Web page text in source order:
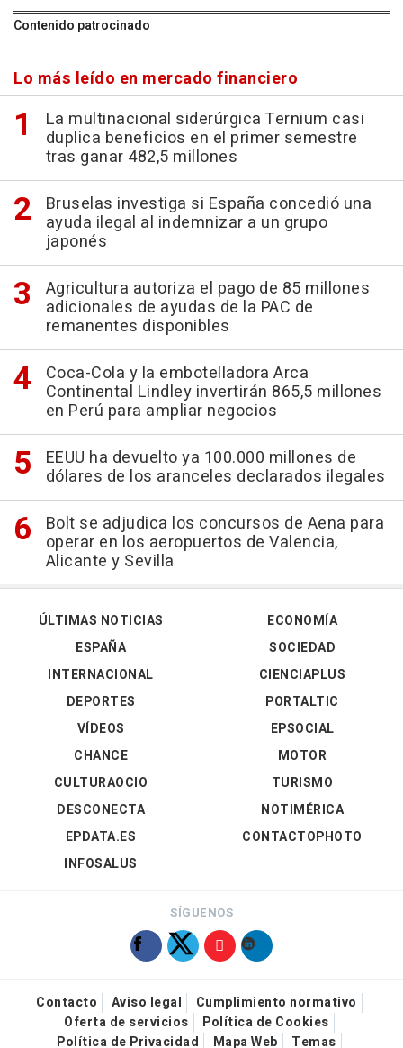
Contenido patrocinado
Lo más leído en mercado financiero
La multinacional siderúrgica Ternium casi
duplica beneficios en el primer semestre
tras ganar 482,5 millones
Bruselas investiga si España concedió una
ayuda ilegal al indemnizar a un grupo
japonés
Agricultura autoriza el pago de 85 millones
adicionales de ayudas de la PAC de
remanentes disponibles
Coca-Cola y la embotelladora Arca
Continental Lindley invertirán 865,5 millones
en Perú para ampliar negocios
EEUU ha devuelto ya 100.000 millones de
dólares de los aranceles declarados ilegales
Bolt se adjudica los concursos de Aena para
operar en los aeropuertos de Valencia,
Alicante y Sevilla
ÚLTIMAS NOTICIAS
ESPAÑA
INTERNACIONAL
DEPORTES
VÍDEOS
ECONOMÍA
SOCIEDAD
CIENCIAPLUS
PORTALTIC
EPSOCIAL
CHANCE
CULTURAOCIO
DESCONECTA
EPDATA.ES
INFOSALUS
MOTOR
TURISMO
NOTIMÉRICA
CONTACTOPHOTO
SÍGUENOS
Contacto Aviso legal
Cumplimiento normativo
Oferta de servicios
Política de Cookies
Política de Privacidad
Mapa Web Temas